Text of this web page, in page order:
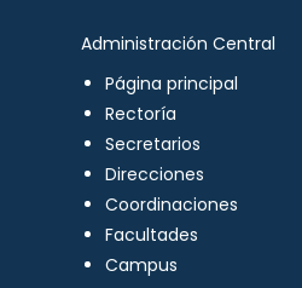
Administración Central
Página principal
Rectoría
Secretarios
Direcciones
Coordinaciones
Facultades
Campus